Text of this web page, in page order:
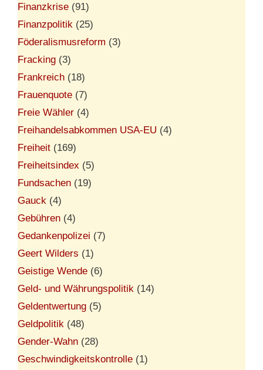
Finanzkrise (91)
Finanzpolitik (25)
Föderalismusreform (3)
Fracking (3)
Frankreich (18)
Frauenquote (7)
Freie Wähler (4)
Freihandelsabkommen USA-EU (4)
Freiheit (169)
Freiheitsindex (5)
Fundsachen (19)
Gauck (4)
Gebühren (4)
Gedankenpolizei (7)
Geert Wilders (1)
Geistige Wende (6)
Geld- und Währungspolitik (14)
Geldentwertung (5)
Geldpolitik (48)
Gender-Wahn (28)
Geschwindigkeitskontrolle (1)